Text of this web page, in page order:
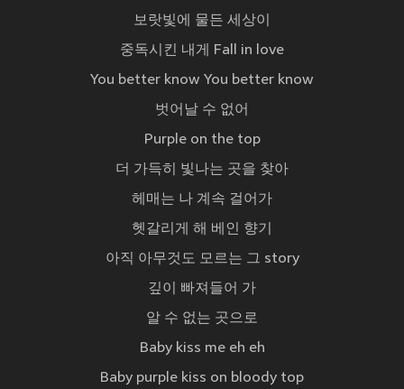
보랏빛에 물든 세상이
중독시킨 내게 Fall in love
You better know You better know
벗어날 수 없어
Purple on the top
더 가득히 빛나는 곳을 찾아
헤매는 나 계속 걸어가
헷갈리게 해 베인 향기
아직 아무것도 모르는 그 story
깊이 빠져들어 가
알 수 없는 곳으로
Baby kiss me eh eh
Baby purple kiss on bloody top